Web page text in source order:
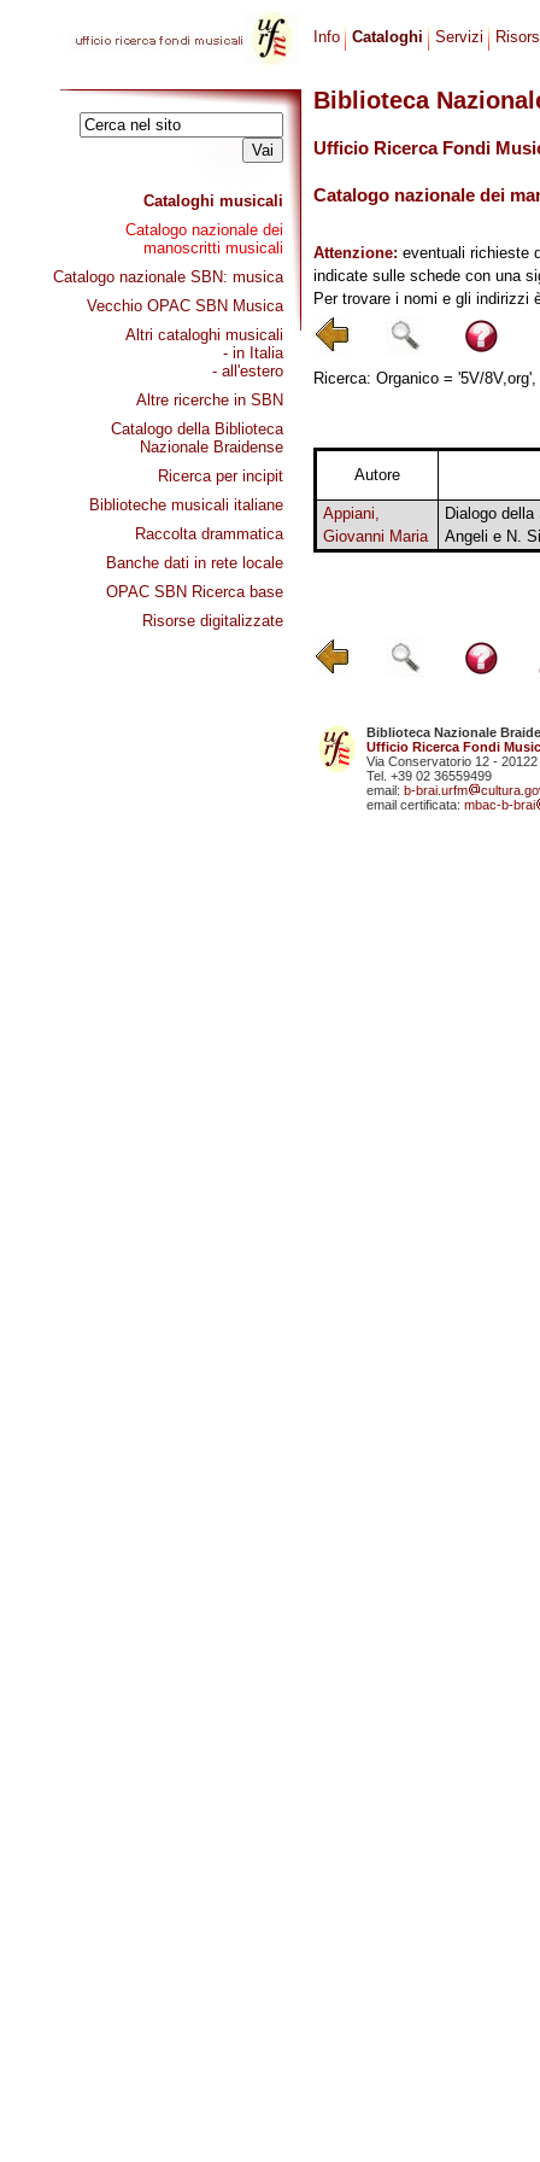
Cataloghi musicali
Catalogo nazionale dei
manoscritti musicali
Catalogo nazionale SBN: musica
Vecchio OPAC SBN Musica
Altri cataloghi musicali
- in Italia
- all'estero
Altre ricerche in SBN
Catalogo della Biblioteca
Nazionale Braidense
Ricerca per incipit
Biblioteche musicali italiane
Raccolta drammatica
Banche dati in rete locale
OPAC SBN Ricerca base
Risorse digitalizzate
Info Cataloghi Servizi
Biblioteca
Ufficio Ricerca Fondi
Catalogo nazionale dei
Attenzione: eventuali richieste
indicate sulle schede con una
Per trovare i nomi e gli indirizzi
Ricerca: Organico = '5V/
Autore
Appiani,
Giovanni Maria
Dialogo
Angeli e N.
Biblioteca Nazionale
Ufficio Ricerca Fondi
Via Conservatorio 12 - 20122
Tel. +39 02 36559499
email: b-brai.urfm
email certificata: mbac-b-brai